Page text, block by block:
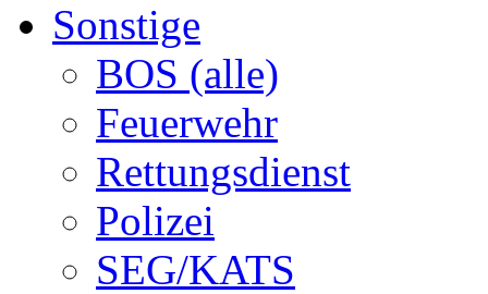
Sonstige
BOS (alle)
Feuerwehr
Rettungsdienst
Polizei
SEG/KATS